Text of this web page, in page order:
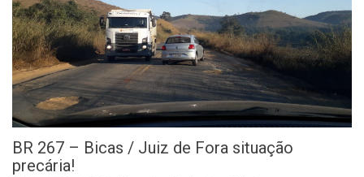
BR 267 – Bicas / Juiz de Fora situação
precária!